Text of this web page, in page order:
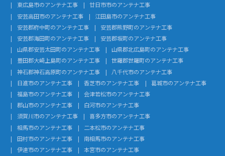
東広島市のアンテナ工事
廿日市市のアンテナ工事
安芸高田市のアンテナ工事
江田島市のアンテナ工事
安芸郡府中町のアンテナ工事
安芸郡熊野町のアンテナ工事
安芸郡海田町のアンテナ工事
安芸郡坂町のアンテナ工事
山県郡安芸太田町のアンテナ工事
山県郡北広島町のアンテナ工事
豊田郡大崎上島町のアンテナ工事
世羅郡世羅町のアンテナ工事
神石郡神石高原町のアンテナ工事
八千代市のアンテナ工事
日進市のアンテナ工事
香芝市のアンテナ工事
葛城市のアンテナ工事
福島市のアンテナ工事
会津若松市のアンテナ工事
郡山市のアンテナ工事
白河市のアンテナ工事
須賀川市のアンテナ工事
喜多方市のアンテナ工事
相馬市のアンテナ工事
二本松市のアンテナ工事
田村市のアンテナ工事
南相馬市のアンテナ工事
伊達市のアンテナ工事
本宮市のアンテナ工事